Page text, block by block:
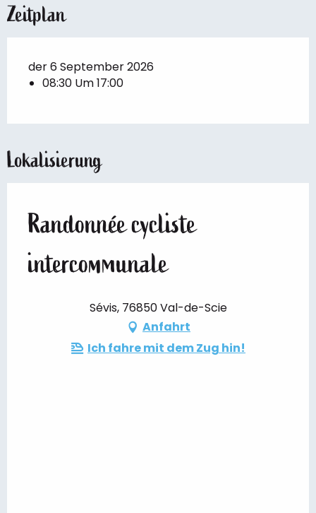
Zeitplan
der 6 September 2026
08:30 Um 17:00
Lokalisierung
Randonnée cycliste
intercommunale
Sévis, 76850 Val-de-Scie
Anfahrt
Ich fahre mit dem Zug hin!